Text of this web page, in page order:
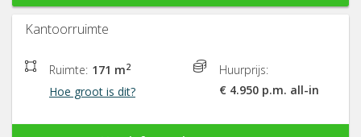
Kantoorruimte
Ruimte: 171 m2
Hoe groot is dit?
Huurprijs:
€ 4.950 p.m. all-in